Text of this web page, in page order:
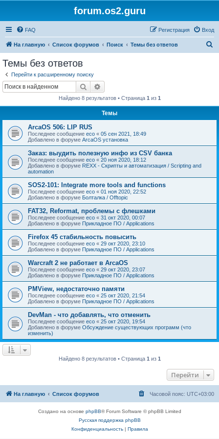
forum.os2.guru
FAQ Вход
Регистрация
На главную Список форумов Поиск Темы без ответов
Темы без ответов
Перейти к расширенному поиску
Поиск
Найдено 8 результатов • Страница 1 из 1
Темы
ArcaOS 506: LIP RUS
Последнее сообщение eco « 05 сен 2021, 18:49
Добавлено в форуме ArcaOS установка
Заказ: выудить полезную инфо из CSV банка
Последнее сообщение eco « 20 ноя 2020, 18:12
Добавлено в форуме REXX - Скрипты и автоматизация / Scripting and
automation
SOS2-101: Integrate more tools and functions
Последнее сообщение eco « 01 ноя 2020, 22:52
Добавлено в форуме Болталка / Offtopic
FAT32, Reformat, проблемы с флешками
Последнее сообщение eco « 31 окт 2020, 00:07
Добавлено в форуме Прикладное ПО / Applications
Firefox 45 стабильность повысить
Последнее сообщение eco « 29 окт 2020, 23:10
Добавлено в форуме Прикладное ПО / Applications
Warcraft 2 не работает в ArcaOS
Последнее сообщение eco « 29 окт 2020, 23:07
Добавлено в форуме Прикладное ПО / Applications
PMView, недостаточно памяти
Последнее сообщение eco « 25 окт 2020, 21:54
Добавлено в форуме Прикладное ПО / Applications
DevMan - что добавлять, что отменить
Последнее сообщение eco « 25 окт 2020, 19:54
Добавлено в форуме Обсуждение существующих программ (что
изменить)
Найдено 8 результатов • Страница 1 из 1
Перейти
На главную Список форумов Часовой пояс: UTC+03:00
Создано на основе phpBB® Forum Software © phpBB Limited
Русская поддержка phpBB
Конфиденциальность| Правила